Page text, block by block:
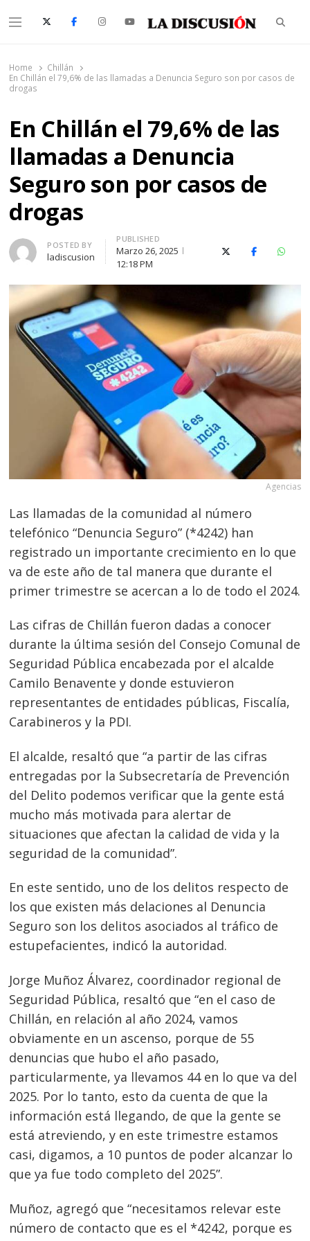
Menu
Home
Chillán
En Chillán el 79,6% de las llamadas a Denuncia Seguro son por casos de
drogas
En Chillán el 79,6% de las
llamadas a Denuncia
Seguro son por casos de
drogas
Author
POSTED BY
ladiscusion
PUBLISHED
Marzo 26, 2025
12:18 PM
X (Twitter)Facebook
Agencias
Las llamadas de la comunidad al número
telefónico “Denuncia Seguro” (*4242) han
registrado un importante crecimiento en lo que
va de este año de tal manera que durante el
primer trimestre se acercan a lo de todo el 2024.
Las cifras de Chillán fueron dadas a conocer
durante la última sesión del Consejo Comunal de
Seguridad Pública encabezada por el alcalde
Camilo Benavente y donde estuvieron
representantes de entidades públicas, Fiscalía,
Carabineros y la PDI.
El alcalde, resaltó que “a partir de las cifras
entregadas por la Subsecretaría de Prevención
del Delito podemos verificar que la gente está
mucho más motivada para alertar de
situaciones que afectan la calidad de vida y la
seguridad de la comunidad”.
En este sentido, uno de los delitos respecto de
los que existen más delaciones al Denuncia
Seguro son los delitos asociados al tráfico de
estupefacientes, indicó la autoridad.
Jorge Muñoz Álvarez, coordinador regional de
Seguridad Pública, resaltó que “en el caso de
Chillán, en relación al año 2024, vamos
obviamente en un ascenso, porque de 55
denuncias que hubo el año pasado,
particularmente, ya llevamos 44 en lo que va del
2025. Por lo tanto, esto da cuenta de que la
información está llegando, de que la gente se
está atreviendo, y en este trimestre estamos
casi, digamos, a 10 puntos de poder alcanzar lo
que ya fue todo completo del 2025”.
Muñoz, agregó que “necesitamos relevar este
número de contacto que es el *4242, porque es